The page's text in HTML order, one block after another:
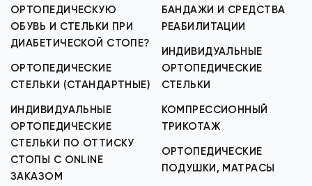
ОРТОПЕДИЧЕСКУЮ
ОБУВЬ И СТЕЛЬКИ ПРИ
ДИАБЕТИЧЕСКОЙ СТОПЕ?
ОРТОПЕДИЧЕСКИЕ
СТЕЛЬКИ (СТАНДАРТНЫЕ)
ИНДИВИДУАЛЬНЫЕ
ОРТОПЕДИЧЕСКИЕ
СТЕЛЬКИ ПО ОТТИСКУ
СТОПЫ С ONLINE
ЗАКАЗОМ
БАНДАЖИ И СРЕДСТВА
РЕАБИЛИТАЦИИ
ИНДИВИДУАЛЬНЫЕ
ОРТОПЕДИЧЕСКИЕ
СТЕЛЬКИ
КОМПРЕССИОННЫЙ
ТРИКОТАЖ
ОРТОПЕДИЧЕСКИЕ
ПОДУШКИ, МАТРАСЫ